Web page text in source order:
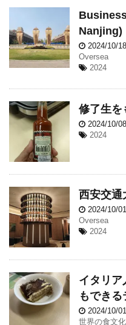
Nanjing)
2024/10/
Oversea
2024
修了生を
2024/10/
2024
西安交通
2024/10/
Oversea
2024
イタリア
もでき
2024/10/
世界の食文化